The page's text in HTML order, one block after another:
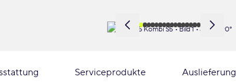
Serviceprodukte Auslieferung